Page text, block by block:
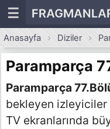
☰
Anasayfa Diziler
Paramparça
Paramparça
bekleyen izleyiciler
TV ekranlarında